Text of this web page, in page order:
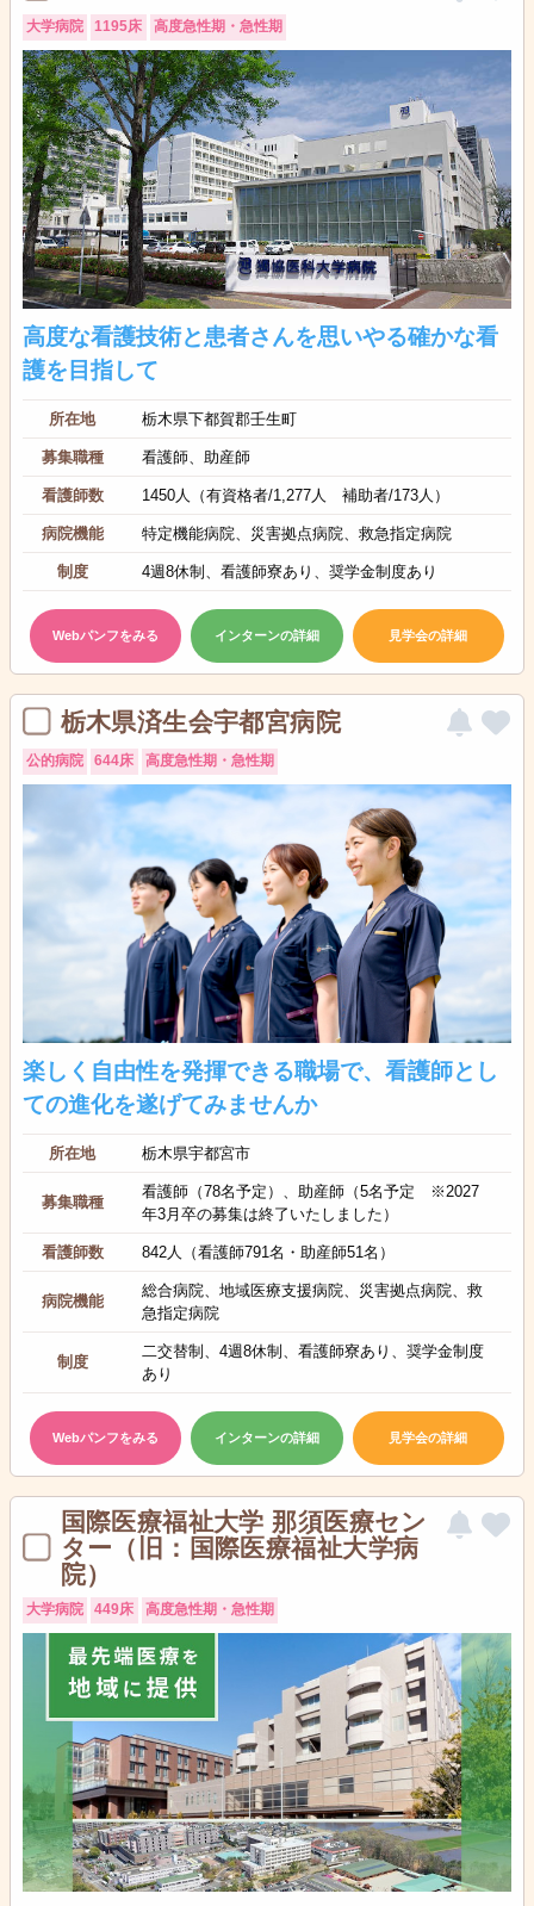
大学病院 1195床 高度急性期・急性期
高度な看護技術と患者さんを思いやる確かな看
護を目指して
所在地 栃木県下都賀郡壬生町
募集職種 看護師、助産師
看護師数 1450人（有資格者/1,277人 補助者/173人）
病院機能 特定機能病院、災害拠点病院、救急指定病院
制度 4週8休制、看護師寮あり、奨学金制度あり
Webパンフをみる インターンの詳細 見学会の詳細
栃木県済生会宇都宮病院
公的病院 644床 高度急性期・急性期
楽しく自由性を発揮できる職場で、看護師とし
ての進化を遂げてみませんか
所在地 栃木県宇都宮市
募集職種
看護師（78名予定）、助産師（5名予定 ※2027
年3月卒の募集は終了いたしました）
看護師数 842人（看護師791名・助産師51名）
病院機能
総合病院、地域医療支援病院、災害拠点病院、救
急指定病院
制度
二交替制、4週8休制、看護師寮あり、奨学金制度
あり
Webパンフをみる インターンの詳細 見学会の詳細
国際医療福祉大学 那須医療セン
ター（旧：国際医療福祉大学病
院）
大学病院 449床 高度急性期・急性期